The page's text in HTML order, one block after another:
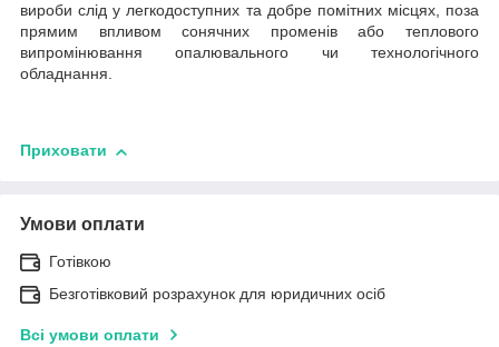
вироби слід у легкодоступних та добре помітних місцях, поза
прямим впливом сонячних променів або теплового
випромінювання опалювального чи технологічного
обладнання.
Приховати
Умови оплати
Готівкою
Безготівковий розрахунок для юридичних осіб
Всі умови оплати